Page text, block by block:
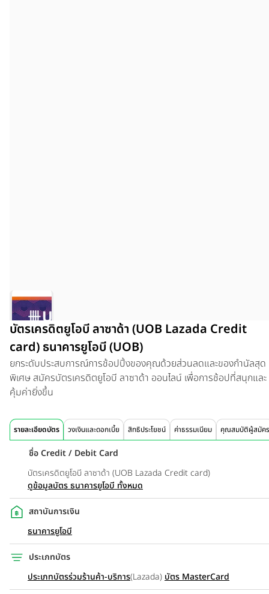
บัตรเครดิตยูโอบี ลาซาด้า (UOB Lazada Credit
card) ธนาคารยูโอบี (UOB)
ยกระดับประสบการณ์การช้อปปิ้งของคุณด้วยส่วนลดและของกำนัลสุด
พิเศษ สมัครบัตรเครดิตยูโอบี ลาซาด้า ออนไลน์ เพื่อการช้อปที่สนุกและ
คุ้มค่ายิ่งขึ้น
รายละเอียดบัตร วงเงินและดอกเบี้ย สิทธิประโยชน์ ค่าธรรมเนียม คุณสมบัติผู้สมัคร
ชื่อ Credit / Debit Card
บัตรเครดิตยูโอบี ลาซาด้า (UOB Lazada Credit card)
ดูข้อมูลบัตร ธนาคารยูโอบี ทั้งหมด
สถาบันการเงิน
ธนาคารยูโอบี
ประเภทบัตร
ประเภทบัตรร่วมร้านค้า-บริการ(Lazada) บัตร MasterCard